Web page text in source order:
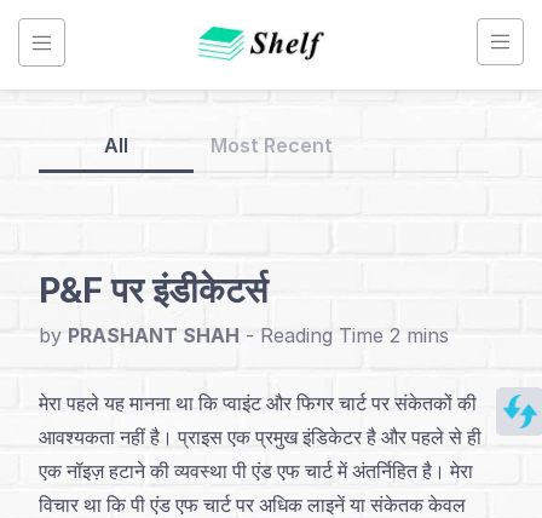
Skip
content
Point
Figure
Chart
-
Hindi
All Most Recent
P&F पर इंडीकेटर्स
by PRASHANT SHAH -
मेरा पहले यह मानना था कि प्वाइंट और फिगर चार्ट पर संकेतकों की
आवश्यकता नहीं है। प्राइस एक प्रमुख इंडिकेटर है और पहले से ही
एक नॉइज़ हटाने की व्यवस्था पी एंड एफ चार्ट में अंतर्निहित है। मेरा
विचार था कि पी एंड एफ चार्ट पर अधिक लाइनें या संकेतक केवल